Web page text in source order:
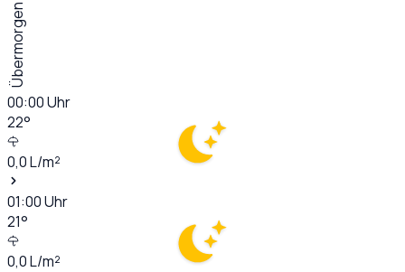
Übermorgen
00:00Uhr
22°
0,0L/m²
01:00Uhr
21°
0,0L/m²